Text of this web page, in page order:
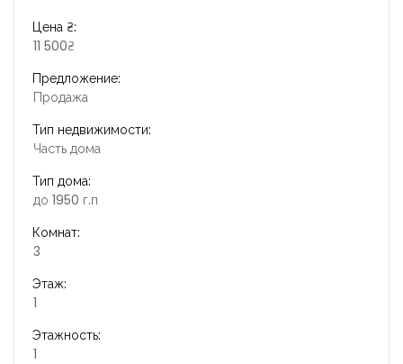
Цена ₴:
11 500₴
Предложение:
Продажа
Тип недвижимости:
Часть дома
Тип дома:
до 1950 г.п
Комнат:
3
Этаж:
1
Этажность:
1